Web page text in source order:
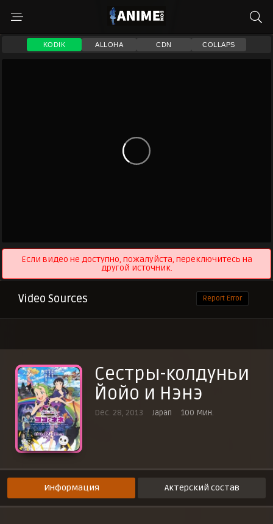
KODIK ALLOHA CDN COLLAPS
Если видео не доступно, пожалуйста, переключитесь на
другой источник.
Video Sources Report Error
Сестры-колдуньи
Йойо и Нэнэ
Dec. 28, 2013 Japan 100 Мин.
Информация Актерский состав